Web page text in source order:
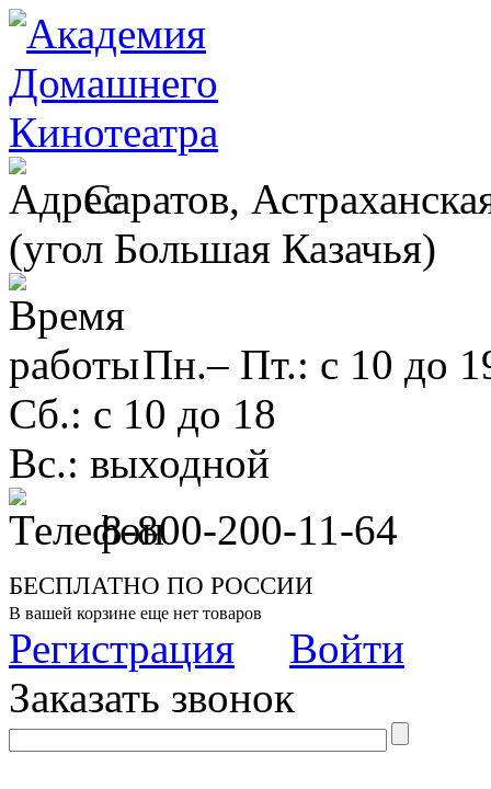
Саратов,
(угол Большая Казачья)
Пн.– Пт.: с 10 до
Сб.: с 10 до 18
Вс.: выходной
8-800-200-11-64
БЕСПЛАТНО ПО РОССИИ
В вашей корзине еще нет товаров
Регистрация
Войти
Заказать звонок